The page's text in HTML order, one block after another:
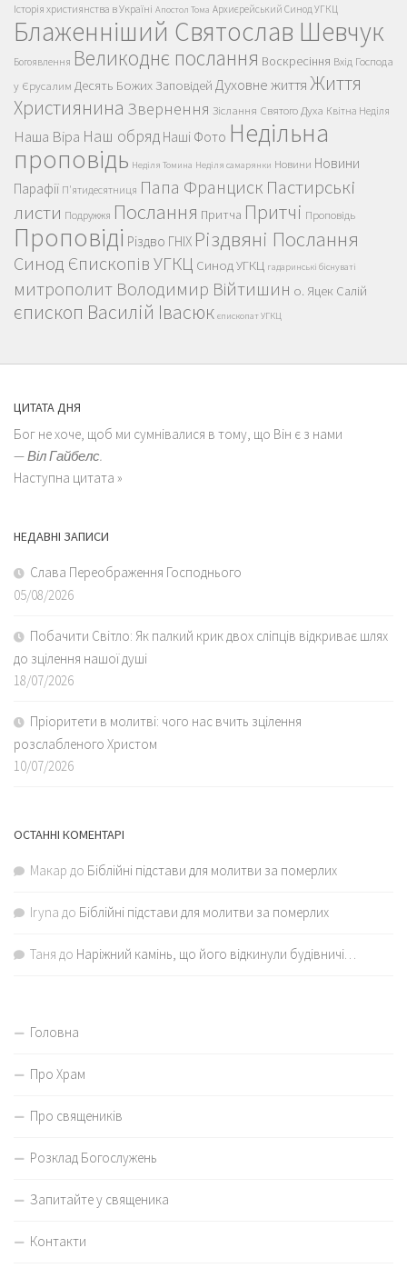
Історія християнства в Україні Апостол Тома Архиєрейський Синод УГКЦ
Блаженніший Святослав Шевчук
Богоявлення Великоднє послання Воскресіння Вхід Господа
у Єрусалим Десять Божих Заповідей Духовне життяЖиття
Християнина Звернення Зіслання Святого Духа Квітна Неділя
Наша Віра Наш обряд Наші Фото Недільна
проповідь Неділя Томина Неділя самарянки Новини Новини
Парафії П'ятидесятниця Папа Франциск Пастирські
листи Подружжя Послання Притча Притчі Проповідь
Проповіді Різдво ГНІХ Різдвяні Послання
Синод Єпископів УГКЦ Синод УГКЦ гадаринські біснуваті
митрополит Володимир Війтишин о. Яцек Салій
єпископ Василій Івасюк єпископат УГКЦ
ЦИТАТА ДНЯ
Бог не хоче, щоб ми сумнівалися в тому, що Він є з нами
—Віл Гайбелс.
Наступна цитата »
НЕДАВНІ ЗАПИСИ
Слава Переображення Господнього
05/08/2026
Побачити Світло: Як палкий крик двох сліпців відкриває шлях
до зцілення нашої душі
18/07/2026
Пріоритети в молитві: чого нас вчить зцілення
розслабленого Христом
10/07/2026
ОСТАННІ КОМЕНТАРІ
Макар до Біблійні підстави для молитви за померлих
Iryna до Біблійні підстави для молитви за померлих
Таня до Наріжний камінь, що його відкинули будівничі…
Головна
Про Храм
Про священиків
Розклад Богослужень
Запитайте у священика
Контакти